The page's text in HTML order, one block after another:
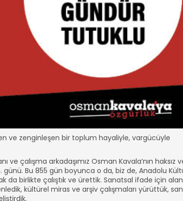
ve zenginleşen bir toplum hayaliyle, vargücüyle
çalışma arkadaşımız Osman Kavala’nın haksız
günü. Bu 855 gün boyunca o da, biz de, Anadolu
birlikte çalıştık ve ürettik. Sanatsal ifade için alan
kültürel miras ve arşiv çalışmaları yürüttük,